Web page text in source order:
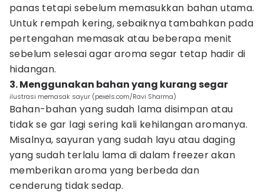
panas tetapi sebelum memasukkan bahan utama.
Untuk rempah kering, sebaiknya tambahkan pada
pertengahan memasak atau beberapa menit
sebelum selesai agar aroma segar tetap hadir di
hidangan.
3. Menggunakan bahan yang kurang segar
ilustrasi memasak sayur (pexels.com/Ravi Sharma)
Bahan-bahan yang sudah lama disimpan atau
tidak se gar lagi sering kali kehilangan aromanya.
Misalnya, sayuran yang sudah layu atau daging
yang sudah terlalu lama di dalam freezer akan
memberikan aroma yang berbeda dan
cenderung tidak sedap.